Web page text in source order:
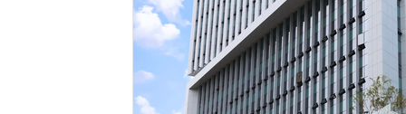
AI Native Enterprise를 지원하는 AI